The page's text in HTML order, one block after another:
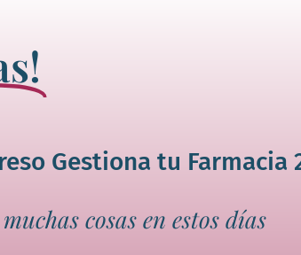
Gestiona tu Farmacia
cosas en estos días